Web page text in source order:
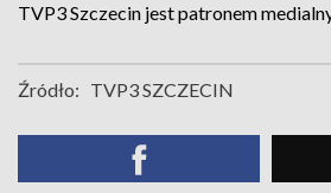
TVP3 Szczecin jest patronem
Źródło: TVP3 SZCZECIN